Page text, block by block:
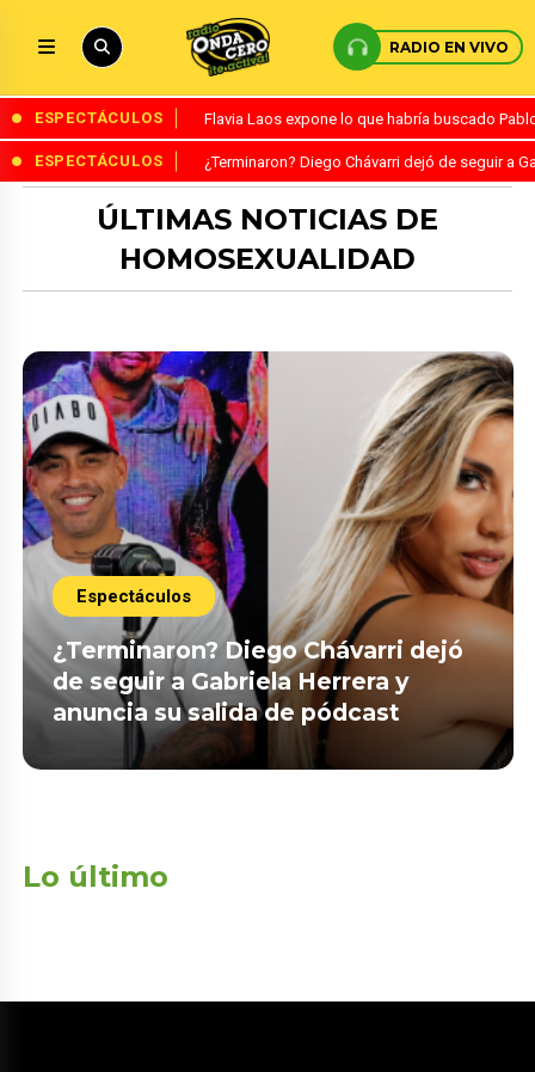
RADIO EN VIVO
ESPECTÁCULOS Flavia Laos expone lo que habría buscado
ESPECTÁCULOS ¿Terminaron? Diego Chávarri dejó de seguir a
ÚLTIMAS NOTICIAS DE
HOMOSEXUALIDAD
Espectáculos
¿Terminaron? Diego Chávarri dejó
de seguir a Gabriela Herrera y
anuncia su salida de pódcast
Lo último